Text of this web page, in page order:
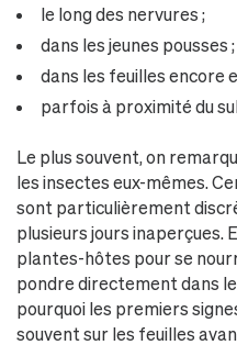
le long des nervures ;
dans les jeunes pousses ;
dans les feuilles encore
parfois à proximité du
Le plus souvent, on
les insectes eux-mêmes.
sont particulièrement
plusieurs jours inaperçues.
plantes-hôtes pour se
pondre directement dans
pourquoi les premiers
souvent sur les feuilles